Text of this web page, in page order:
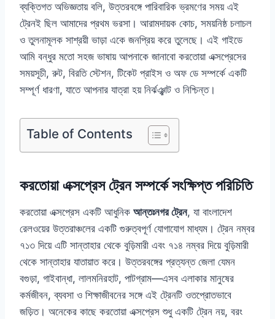
ব্যক্তিগত অভিজ্ঞতায় বলি, উত্তরবঙ্গে পারিবারিক ভ্রমণের সময় এই
ট্রেনই ছিল আমাদের প্রথম ভরসা। আরামদায়ক কোচ, সময়নিষ্ঠ চলাচল
ও তুলনামূলক সাশ্রয়ী ভাড়া একে জনপ্রিয় করে তুলেছে। এই গাইডে
আমি বন্ধুর মতো সহজ ভাষায় আপনাকে জানাবো করতোয়া এক্সপ্রেসের
সময়সূচী, রুট, বিরতি স্টেশন, টিকেট প্রাইস ও অফ ডে সম্পর্কে একটি
সম্পূর্ণ ধারণা, যাতে আপনার যাত্রা হয় নির্ঝঞ্ঝাট ও নিশ্চিন্ত।
Table of Contents
করতোয়া এক্সপ্রেস ট্রেন সম্পর্কে সংক্ষিপ্ত পরিচিতি
করতোয়া এক্সপ্রেস একটি আধুনিক আন্তঃনগর ট্রেন, যা বাংলাদেশ
রেলওয়ের উত্তরাঞ্চলের একটি গুরুত্বপূর্ণ যোগাযোগ মাধ্যম। ট্রেন নম্বর
৭১৩ দিয়ে এটি সান্তাহার থেকে বুড়িমারী এবং ৭১৪ নম্বর দিয়ে বুড়িমারী
থেকে সান্তাহার যাতায়াত করে। উত্তরবঙ্গের প্রত্যন্ত জেলা যেমন
বগুড়া, গাইবান্ধা, লালমনিরহাট, পাটগ্রাম—এসব এলাকার মানুষের
কর্মজীবন, ব্যবসা ও শিক্ষাজীবনের সঙ্গে এই ট্রেনটি ওতপ্রোতভাবে
জড়িত। অনেকের কাছে করতোয়া এক্সপ্রেস শুধু একটি ট্রেন নয়, বরং